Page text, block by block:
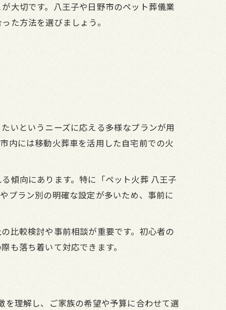
大切です。八王子や日野市のペット葬儀業
た方法を選びましょう。
いというニーズに応える多様なプランが用
内には移動火葬車を活用した自宅前での火
傾向にあります。特に「ペット火葬 八王子
プラン別の明確な設定が多いため、事前に
比較検討や事前相談が重要です。初心者の
も落ち着いて対応できます。
理解し、ご家族の希望や予算に合わせて選